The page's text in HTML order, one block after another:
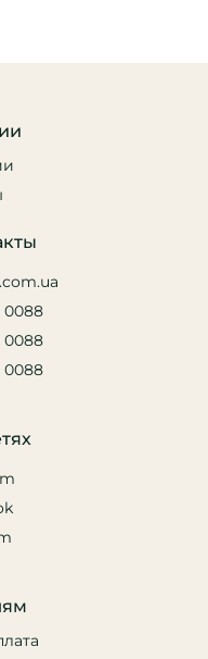
0088
0088
0088